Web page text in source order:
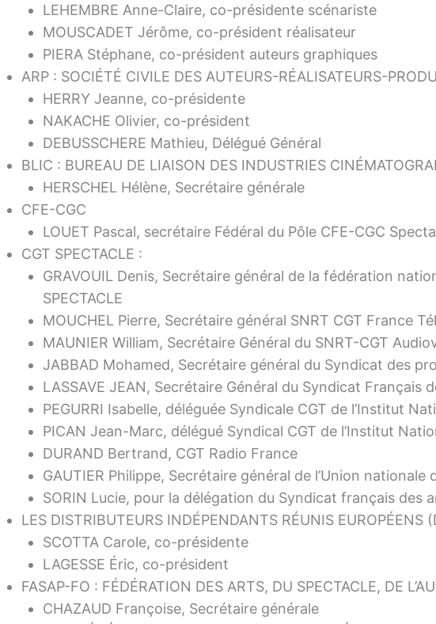
LEHEMBRE Anne-Claire, co-présidente scénariste
MOUSCADET Jérôme, co-président réalisateur
PIERA Stéphane, co-président auteurs graphiques
ARP : SOCIÉTÉ CIVILE DES AUTEURS-RÉALISATEURS-
HERRY Jeanne, co-présidente
NAKACHE Olivier, co-président
DEBUSSCHERE Mathieu, Délégué Général
BLIC : BUREAU DE LIAISON DES INDUSTRIES
HERSCHEL Hélène, Secrétaire générale
CFE-CGC
LOUET Pascal, secrétaire Fédéral du Pôle CFE-CGC
CGT SPECTACLE :
GRAVOUIL Denis, Secrétaire général de la fédération
SPECTACLE
MOUCHEL Pierre, Secrétaire général SNRT CGT France
MAUNIER William, Secrétaire Général du SNRT-CGT
JABBAD Mohamed, Secrétaire général du Syndicat des
LASSAVE JEAN, Secrétaire Général du Syndicat Français
PEGURRI Isabelle, déléguée Syndicale CGT de l’Institut
PICAN Jean-Marc, délégué Syndical CGT de l’Institut
DURAND Bertrand, CGT Radio France
GAUTIER Philippe, Secrétaire général de l’Union
SORIN Lucie, pour la délégation du Syndicat français des
LES DISTRIBUTEURS INDÉPENDANTS RÉUNIS EUROPÉENS
SCOTTA Carole, co-présidente
LAGESSE Éric, co-président
FASAP-FO : FÉDÉRATION DES ARTS, DU SPECTACLE, DE
CHAZAUD Françoise, Secrétaire générale